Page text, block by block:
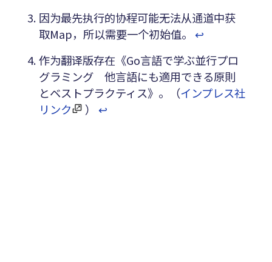
因为最先执行的协程可能无法从通道中获
取Map，所以需要一个初始值。 ↩︎
作为翻译版存在《Go言語で学ぶ並行プロ
グラミング 他言語にも適用できる原則
とベストプラクティス》。（インプレス社
リンク
） ↩︎